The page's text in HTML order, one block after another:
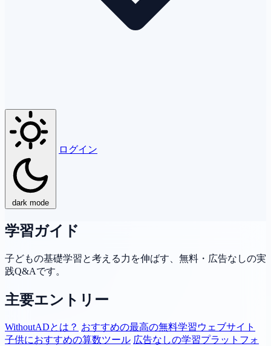
dark mode
ログイン
学習ガイド
子どもの基礎学習と考える力を伸ばす、無料・広告なしの実
践Q&Aです。
主要エントリー
WithoutADとは？ おすすめの最高の無料学習ウェブサイト
子供におすすめの算数ツール 広告なしの学習プラットフォ